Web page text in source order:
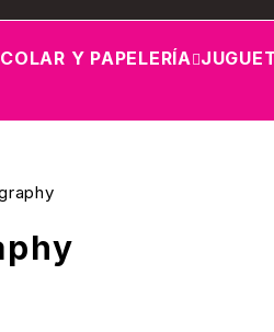
Y PAPELERÍA